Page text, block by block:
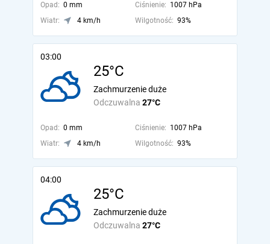
Opad: 0 mm Ciśnienie: 1007 hPa
Wiatr:
4 km/h Wilgotność: 93%
03:00
25°C
Odczuwalna 27°C
Zachmurzenie duże
Opad: 0 mm Ciśnienie: 1007 hPa
Wiatr:
4 km/h Wilgotność: 93%
04:00
25°C
Odczuwalna 27°C
Zachmurzenie duże